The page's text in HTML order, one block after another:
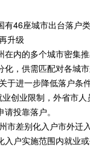
46座城市出台落户
升级
内的多个城市密集推
，供需匹配对各城
进一步降低落户条
业创业限制，外省市
投靠落户。
差别化入户市外迁
户实施范围内就业